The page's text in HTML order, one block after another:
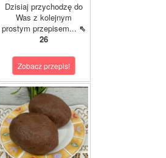
Dzisiaj przychodzę do
Was z kolejnym
prostym przepisem... ⇖
26
Zobacz przepis!